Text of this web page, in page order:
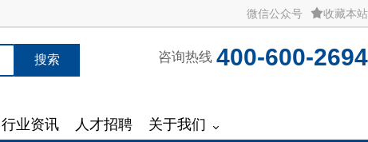
微信公众号 收藏本站
搜索 咨询热线 400-600-2694
行业资讯 人才招聘 关于我们